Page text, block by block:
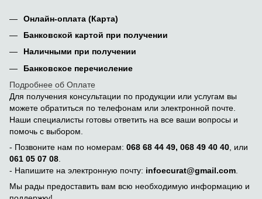
Онлайн-оплата (Карта)
Банковской картой при получении
Наличными при получении
Банковское перечисление
Подробнее об Оплате
Для получения консультации по продукции или услугам вы
можете обратиться по телефонам или электронной почте.
Наши специалисты готовы ответить на все ваши вопросы и
помочь с выбором.
- Позвоните нам по номерам: 068 68 44 49, 068 49 40 40 , или
061 05 07 08
- Напишите на электронную почту: infoecurat@gmail.com
Мы рады предоставить вам всю необходимую информацию и